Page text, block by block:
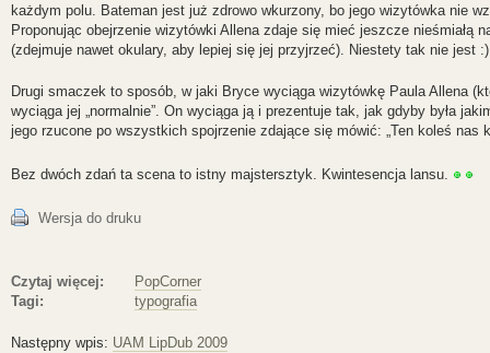
każdym polu. Bateman jest już zdrowo wkurzony, bo jego wizytówka nie
Proponując obejrzenie wizytówki Allena zdaje się mieć jeszcze nieśmiałą
(zdejmuje nawet okulary, aby lepiej się jej przyjrzeć). Niestety tak nie jest :)
Drugi smaczek to sposób, w jaki Bryce wyciąga wizytówkę Paula Allena
wyciąga jej „normalnie”. On wyciąga ją i prezentuje tak, jak gdyby była
jego rzucone po wszystkich spojrzenie zdające się mówić: „Ten koleś nas
Bez dwóch zdań ta scena to istny majstersztyk. Kwintesencja lansu.
Wersja do druku
Czytaj więcej:
PopCorner
Tagi:
typografia
Następny wpis: UAM LipDub 2009